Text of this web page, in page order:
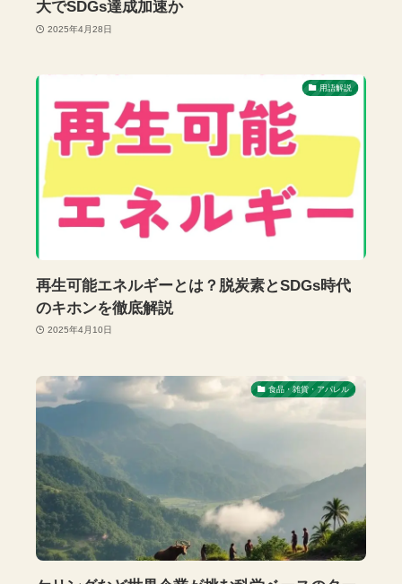
大でSDGs達成加速か
2025年4月28日
用語解説
再生可能エネルギーとは？脱炭素とSDGs時代
のキホンを徹底解説
2025年4月10日
食品・雑貨・アパレル